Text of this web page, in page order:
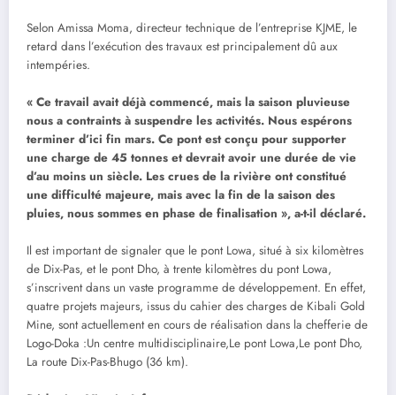
Selon Amissa Moma, directeur technique de l’entreprise KJME, le
retard dans l’exécution des travaux est principalement dû aux
intempéries.
« Ce travail avait déjà commencé, mais la saison pluvieuse
nous a contraints à suspendre les activités. Nous espérons
terminer d’ici fin mars. Ce pont est conçu pour supporter
une charge de 45 tonnes et devrait avoir une durée de vie
d’au moins un siècle. Les crues de la rivière ont constitué
une difficulté majeure, mais avec la fin de la saison des
pluies, nous sommes en phase de finalisation », a-t-il déclaré.
Il est important de signaler que le pont Lowa, situé à six kilomètres
de Dix-Pas, et le pont Dho, à trente kilomètres du pont Lowa,
s’inscrivent dans un vaste programme de développement. En effet,
quatre projets majeurs, issus du cahier des charges de Kibali Gold
Mine, sont actuellement en cours de réalisation dans la chefferie de
Logo-Doka :Un centre multidisciplinaire,Le pont Lowa,Le pont Dho,
La route Dix-Pas-Bhugo (36 km).